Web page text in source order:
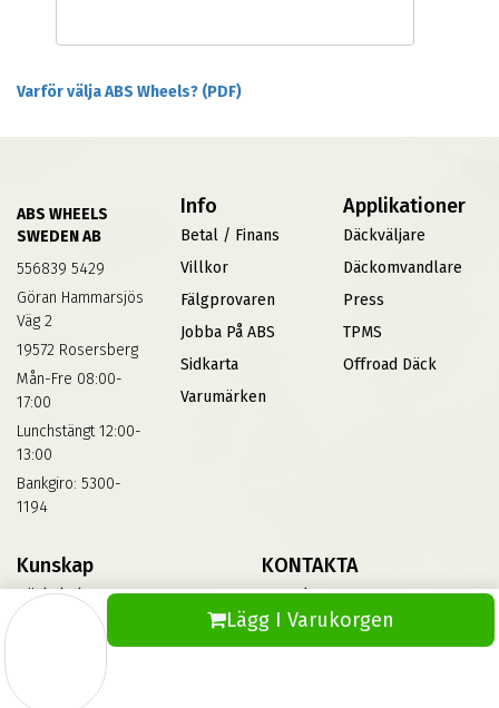
Lägg I Varukorgen
Varför välja ABS Wheels? (PDF)
ABS WHEELS
SWEDEN AB
556839 5429
Göran Hammarsjös
Väg 2
19572 Rosersberg
Mån-Fre 08:00-
17:00
Lunchstängt 12:00-
13:00
Bankgiro: 5300-
1194
Info
Betal / Finans
Villkor
Fälgprovaren
Jobba På ABS
Sidkarta
Varumärken
Applikationer
Däckväljare
Däckomvandlare
Press
TPMS
Offroad Däck
Kunskap
Däckskola
Informationsbank Av Däck
KONTAKTA
Kontakta Oss
Vinterdäck